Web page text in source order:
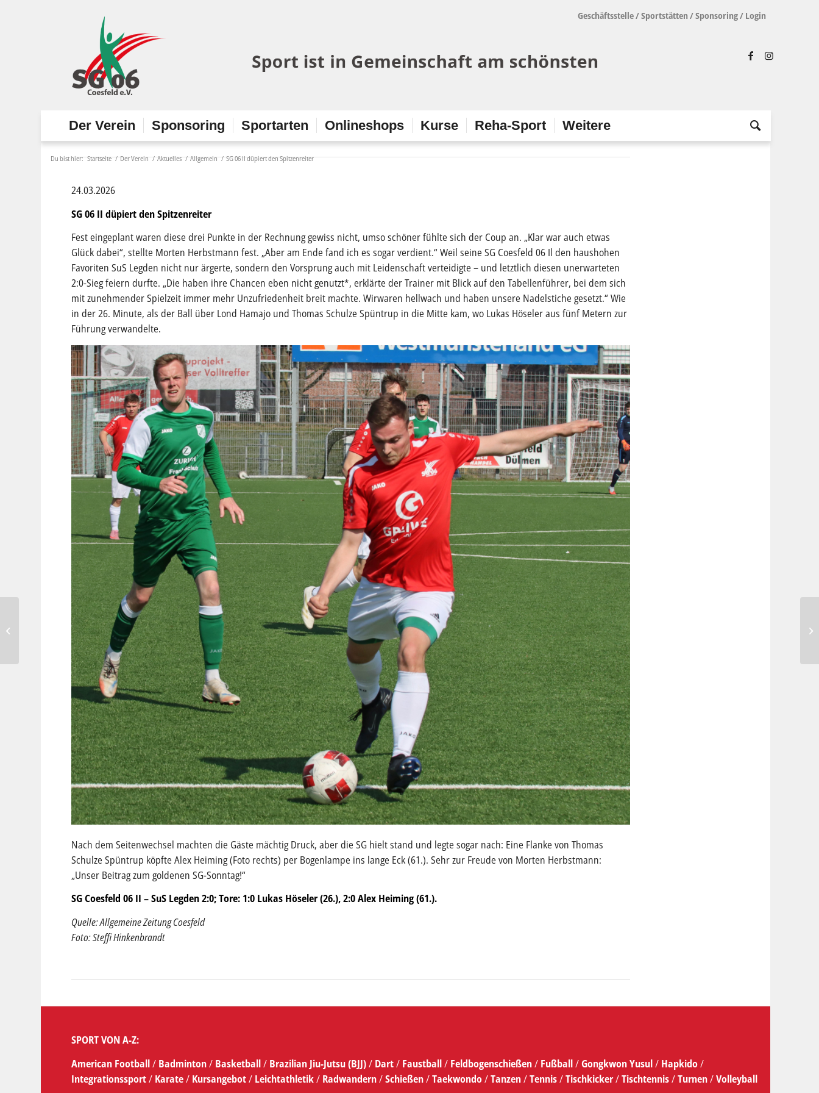
Geschäftsstelle/Sportstätten /Sponsoring/ Login
Der Verein Sponsoring Sportarten Onlineshops Kurse Reha-Sport Weitere
Du bist hier: Startseite / Der Verein / Aktuelles / Allgemein / SG 06 II düpiert den Spitzenreiter
24.03.2026
SG 06 II düpiert den Spitzenreiter
Fest eingeplant waren diese drei Punkte in der Rechnung gewiss nicht, umso schöner fühlte sich der Coup an. „Klar war auch etwas
Glück dabei“, stellte Morten Herbstmann fest. „Aber am Ende fand ich es sogar verdient.“ Weil seine SG Coesfeld 06 Il den haushohen
Favoriten SuS Legden nicht nur ärgerte, sondern den Vorsprung auch mit Leidenschaft verteidigte – und letztlich diesen unerwarteten
2:0-Sieg feiern durfte. „Die haben ihre Chancen eben nicht genutzt*, erklärte der Trainer mit Blick auf den Tabellenführer, bei dem sich
mit zunehmender Spielzeit immer mehr Unzufriedenheit breit machte. Wirwaren hellwach und haben unsere Nadelstiche gesetzt.“ Wie
in der 26. Minute, als der Ball über Lond Hamajo und Thomas Schulze Spüntrup in die Mitte kam, wo Lukas Höseler aus fünf Metern zur
Führung verwandelte.
Nach dem Seitenwechsel machten die Gäste mächtig Druck, aber die SG hielt stand und legte sogar nach: Eine Flanke von Thomas
Schulze Spüntrup köpfte Alex Heiming (Foto rechts) per Bogenlampe ins lange Eck (61.). Sehr zur Freude von Morten Herbstmann:
„Unser Beitrag zum goldenen SG-Sonntag!“
SG Coesfeld 06 II – SuS Legden 2:0; Tore: 1:0 Lukas Höseler (26.), 2:0 Alex Heiming (61.).
Quelle: Allgemeine Zeitung Coesfeld
Foto: Steffi Hinkenbrandt
SPORT VON A-Z:
American Football/ Badminton/ Basketball/ Brazilian Jiu-Jutsu (BJJ)/ Dart/ Faustball/ Feldbogenschießen/ Fußball/Gongkwon Yusul/ Hapkido/
Integrationssport/ Karate/ Kursangebot/ Leichtathletik/ Radwandern/Schießen/Taekwondo/Tanzen/Tennis/Tischkicker/Tischtennis/Turnen/Volleyball
Geänderte Öffnungszeiten
in den Osterferien